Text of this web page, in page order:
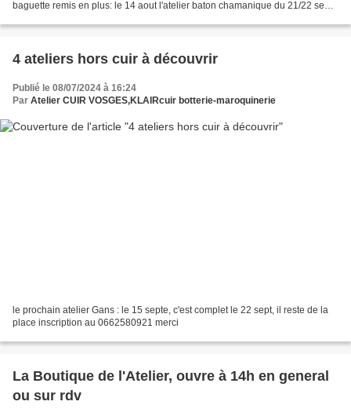
baguette remis en plus: le 14 aout l'atelier baton chamanique du 21/22 seot
4 ateliers hors cuir à découvrir
Publié le 08/07/2024 à 16:24
Par Atelier CUIR VOSGES,KLAIRcuir botterie-maroquinerie
le prochain atelier Gans : le 15 septe, c'est complet le 22 sept, il reste de la
place inscription au 0662580921 merci
La Boutique de l'Atelier, ouvre à 14h en general
ou sur rdv